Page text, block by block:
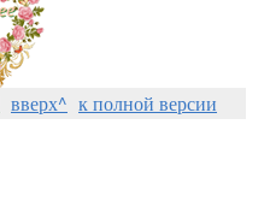
вверх^ к полной версии